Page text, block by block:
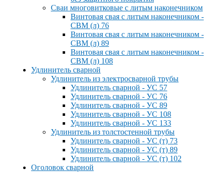
Сваи многовитковые с литым наконечником
Винтовая свая с литым наконечником -
СВМ (л) 76
Винтовая свая с литым наконечником -
СВМ (л) 89
Винтовая свая с литым наконечником -
СВМ (л) 108
Удлинитель сварной
Удлинитель из электросварной трубы
Удлинитель сварной - УС 57
Удлинитель сварной - УС 76
Удлинитель сварной - УС 89
Удлинитель сварной - УС 108
Удлинитель сварной - УС 133
Удлинитель из толстостенной трубы
Удлинитель сварной - УС (т) 73
Удлинитель сварной - УС (т) 89
Удлинитель сварной - УС (т) 102
Оголовок сварной